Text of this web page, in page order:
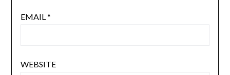
EMAIL *
WEBSITE